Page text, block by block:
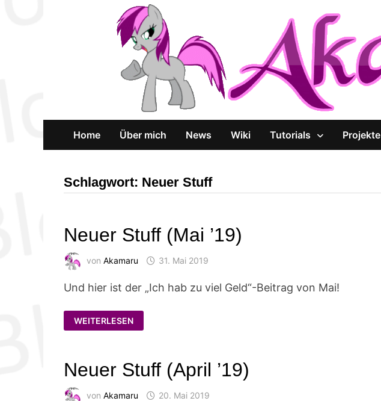
Home Über mich News Wiki Tutorials Projekte
Schlagwort: Neuer Stuff
Neuer Stuff (Mai ’19)
vonAkamaru 31. Mai 2019
Und hier ist der „Ich hab zu viel Geld“-Beitrag von Mai!
NEUER
STUFF
(MAI
WEITERLESEN
Neuer Stuff (April ’19)
vonAkamaru 20. Mai 2019